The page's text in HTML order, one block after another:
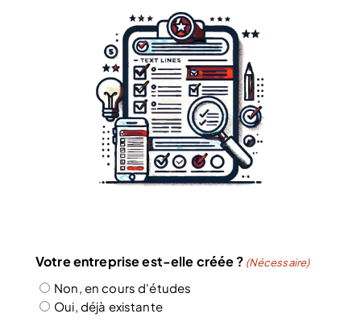
Votre entreprise est-elle créée ? (Nécessaire)
Non, en cours d'études
Oui, déjà existante